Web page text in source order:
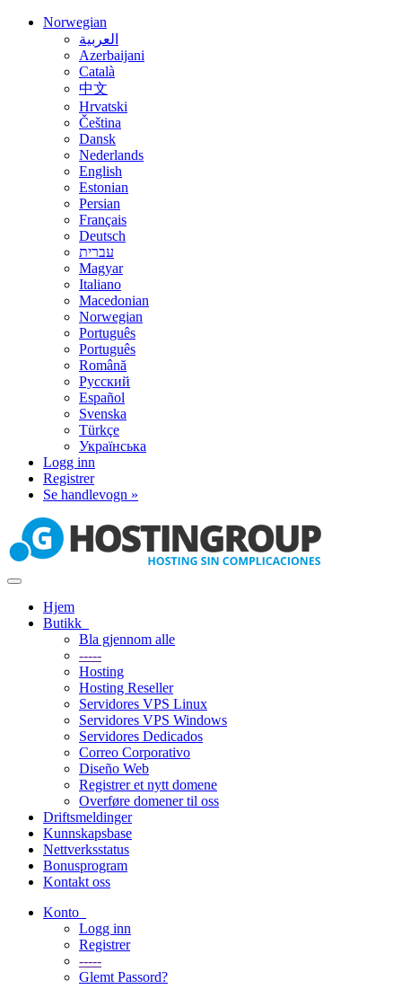
Norwegian
العربية
Azerbaijani
Català
中文
Hrvatski
Čeština
Dansk
Nederlands
English
Estonian
Persian
Français
Deutsch
עברית
Magyar
Italiano
Macedonian
Norwegian
Português
Português
Română
Русский
Español
Svenska
Türkçe
Українська
Logg inn
Registrer
Se handlevogn »
Bytt
navigasjon
Hjem
Butikk
Bla gjennom alle
-----
Hosting
Hosting Reseller
Servidores VPS Linux
Servidores VPS Windows
Servidores Dedicados
Correo Corporativo
Diseño Web
Registrer et nytt domene
Overføre domener til oss
Driftsmeldinger
Kunnskapsbase
Nettverksstatus
Bonusprogram
Kontakt oss
Konto
Logg inn
Registrer
-----
Glemt Passord?